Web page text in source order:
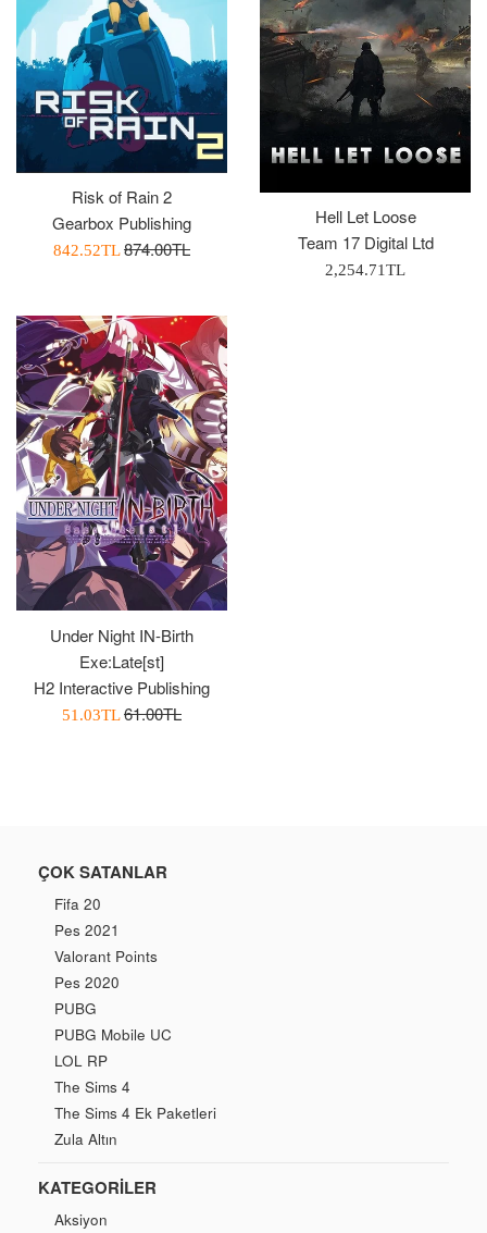
Risk of Rain 2
Gearbox Publishing
İndirimli
842.52TLNormal
874.00TL
Hell Let Loose
Team 17 Digital Ltd
Normal
2,254.71TL
Under Night IN-Birth
Exe:Late[st]
H2 Interactive Publishing
İndirimli
51.03TLNormal
61.00TL
ÇOK SATANLAR
Fifa 20
Pes 2021
Valorant Points
Pes 2020
PUBG
PUBG Mobile UC
LOL RP
The Sims 4
The Sims 4 Ek Paketleri
Zula Altın
KATEGORILER
Aksiyon